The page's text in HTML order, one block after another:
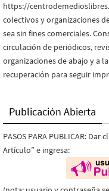
https://
colectivos y organizaciones
sea sin fines comerciales.
circulación de periódicos,
organizaciones de abajo y a
recuperación para seguir
Publicación Abierta
PASOS PARA PUBLICAR:
Artículo” e ingresa: